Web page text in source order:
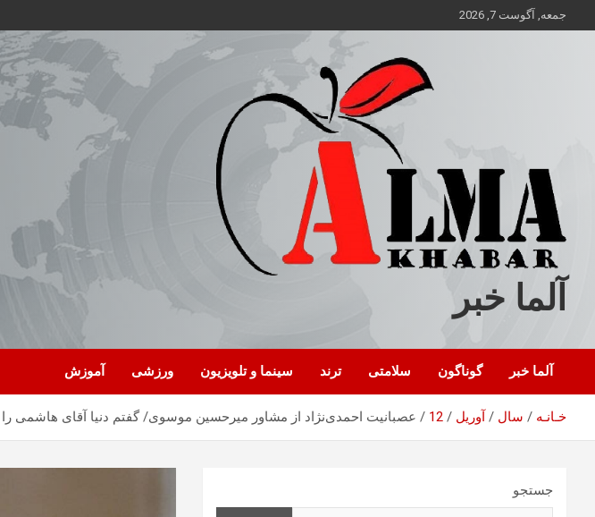
محتوا
جمعه, آگوست 7, 2026
آلما خبر
آلما خبر گوناگون سلامتی ترند سینما و تلویزیون ورزشی آموزش
خـانـه سال آوریل 12 عصبانیت احمدی‌نژاد از مشاور میرحسین موسوی/ گفتم دنیا آقای هاشمی را
جستجو